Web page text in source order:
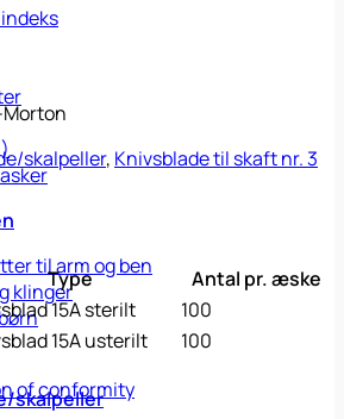
til arm og ben
klinger
skalpeller
skalpeller, Knivsblade til skaft nr. 3
Type
Antal pr. æske
15A sterilt
100
15A usterilt
100
of conformity